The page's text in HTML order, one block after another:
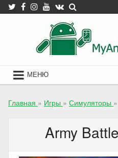
Skip
to
МЕНЮ
Главная » Игры » Симуляторы »
Army